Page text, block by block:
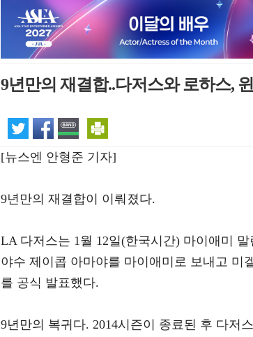
9년만의 재결합..다저스와 로하스,
[뉴스엔 안형준 기자]
9년만의 재결합이 이뤄졌다.
LA 다저스는 1월 12일(한국시간) 마이애미
야수 제이콥 아마야를 마이애미로 보내고 미
를 공식 발표했다.
9년만의 복귀다. 2014시즌이 종료된 후 다저